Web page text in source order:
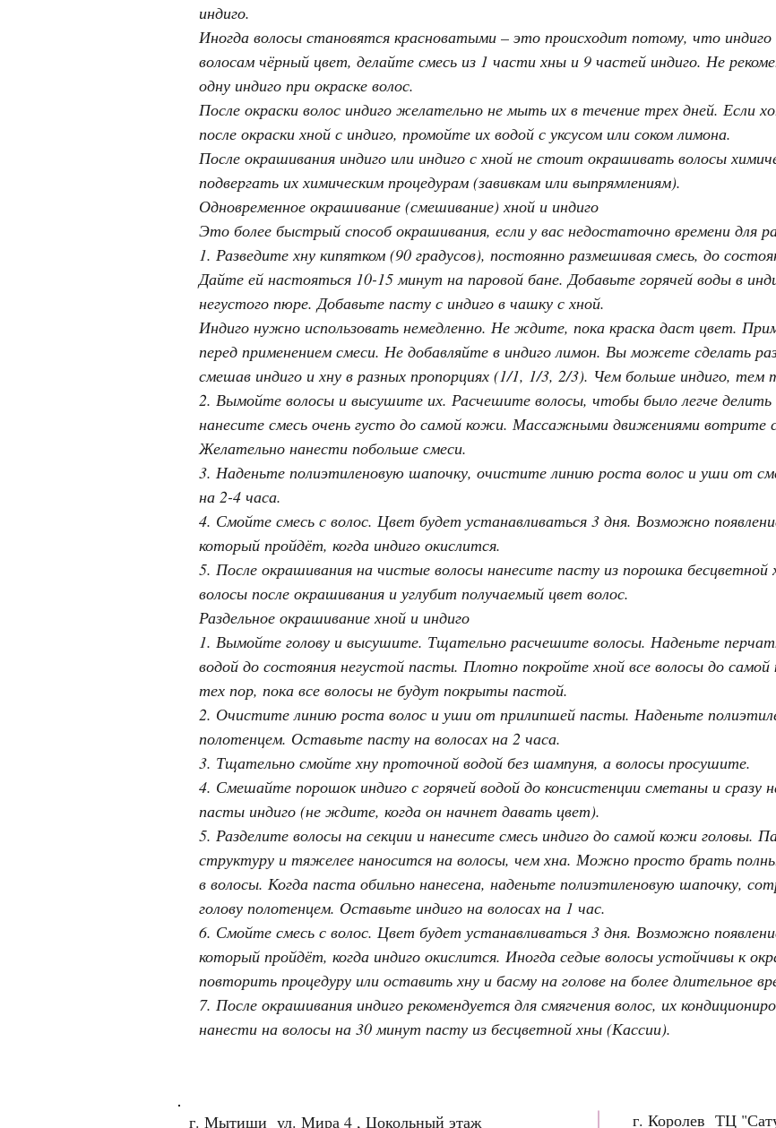
индиго.
Иногда волосы становятся красноватыми – это происходит потому, что
волосам чёрный цвет, делайте смесь из 1 части хны и 9 частей индиго. Не
одну индиго при окраске волос.
После окраски волос индиго желательно не мыть их в течение трех дней. Если
после окраски хной с индиго, промойте их водой с уксусом или соком лимона.
После окрашивания индиго или индиго с хной не стоит окрашивать волосы
подвергать их химическим процедурам (завивкам или выпрямлениям).
Одновременное окрашивание (смешивание) хной и индиго
Это более быстрый способ окрашивания, если у вас недостаточно времени для
1. Разведите хну кипятком (90 градусов), постоянно размешивая смесь, до
Дайте ей настояться 10-15 минут на паровой бане. Добавьте горячей воды в
негустого пюре. Добавьте пасту с индиго в чашку с хной.
Индиго нужно использовать немедленно. Не ждите, пока краска даст цвет.
перед применением смеси. Не добавляйте в индиго лимон. Вы можете сделать
смешав индиго и хну в разных пропорциях (1/1, 1/3, 2/3). Чем больше индиго, тем
2. Вымойте волосы и высушите их. Расчешите волосы, чтобы было легче делить
нанесите смесь очень густо до самой кожи. Массажными движениями вотрите
Желательно нанести побольше смеси.
3. Наденьте полиэтиленовую шапочку, очистите линию роста волос и уши от
на 2-4 часа.
4. Смойте смесь с волос. Цвет будет устанавливаться 3 дня. Возможно
который пройдёт, когда индиго окислится.
5. После окрашивания на чистые волосы нанесите пасту из порошка
волосы после окрашивания и углубит получаемый цвет волос.
Раздельное окрашивание хной и индиго
1. Вымойте голову и высушите. Тщательно расчешите волосы. Наденьте
водой до состояния негустой пасты. Плотно покройте хной все волосы до
тех пор, пока все волосы не будут покрыты пастой.
2. Очистите линию роста волос и уши от прилипшей пасты. Наденьте
полотенцем. Оставьте пасту на волосах на 2 часа.
3. Тщательно смойте хну проточной водой без шампуня, а волосы просушите.
4. Смешайте порошок индиго с горячей водой до консистенции сметаны и сразу
пасты индиго (не ждите, когда он начнет давать цвет).
5. Разделите волосы на секции и нанесите смесь индиго до самой кожи головы.
структуру и тяжелее наносится на волосы, чем хна. Можно просто брать
в волосы. Когда паста обильно нанесена, наденьте полиэтиленовую шапочку,
голову полотенцем. Оставьте индиго на волосах на 1 час.
6. Смойте смесь с волос. Цвет будет устанавливаться 3 дня. Возможно
который пройдёт, когда индиго окислится. Иногда седые волосы устойчивы к
повторить процедуру или оставить хну и басму на голове на более длительное
7. После окрашивания индиго рекомендуется для смягчения волос, их
нанести на волосы на 30 минут пасту из бесцветной хны (Кассии).
г. Мытищи ул. Мира 4 , Цокольный этаж г. Королев ТЦ